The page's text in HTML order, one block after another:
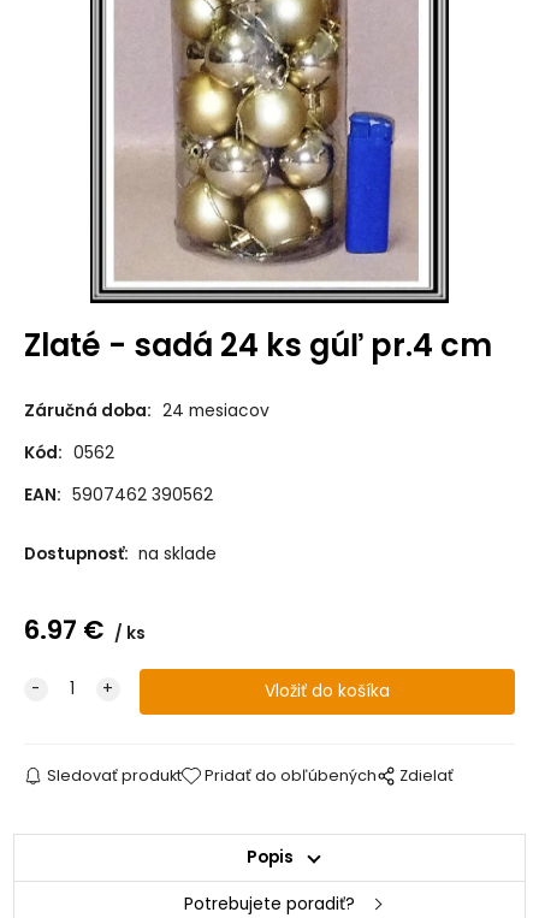
Zlaté - sadá 24 ks gúľ pr.4 cm
Záručná doba: 24 mesiacov
Kód: 0562
EAN: 5907462 390562
Dostupnosť: na sklade
6.97 € ks
Sledovať produkt Pridať do obľúbených Zdielať
Popis
Potrebujete poradiť?